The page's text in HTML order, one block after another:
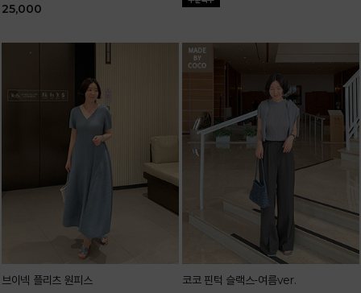
하게 입어요
25,000
브이넥 플리츠 원피스 코코 핀턱 슬랙스-여름ver.